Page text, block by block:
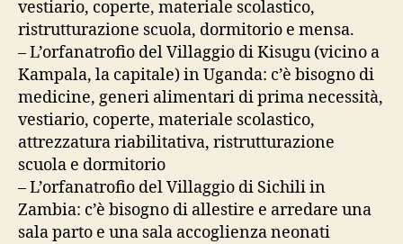
vestiario, coperte, materiale scolastico,
ristrutturazione scuola, dormitorio e mensa.
– L’orfanatrofio del Villaggio di Kisugu (vicino a
Kampala, la capitale) in Uganda: c’è bisogno di
medicine, generi alimentari di prima necessità,
vestiario, coperte, materiale scolastico,
attrezzatura riabilitativa, ristrutturazione
scuola e dormitorio
– L’orfanatrofio del Villaggio di Sichili in
Zambia: c’è bisogno di allestire e arredare una
sala parto e una sala accoglienza neonati